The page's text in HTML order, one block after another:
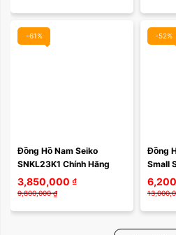
-61%
Đồng Hồ Nam Seiko
SNKL23K1 Chính Hãng
3,850,000 ₫
9,800,000 ₫
-52%
Đồng
Small